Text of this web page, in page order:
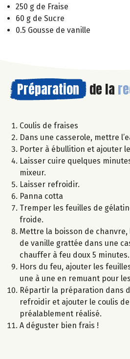
250 g de Fraise
60 g de Sucre
0.5 Gousse de vanille
Préparation de la
Coulis de fraises
Dans une casserole, mettre
Porter à ébullition et ajouter
Laisser cuire quelques
mixeur.
Laisser refroidir.
Panna cotta
Tremper les feuilles de
froide.
Mettre la boisson de chanvre,
de vanille grattée dans une
chauffer à feu doux 5 minutes.
Hors du feu, ajouter les
une à une en remuant pour
Répartir la préparation dans
refroidir et ajouter le coulis
préalablement réalisé.
A déguster bien frais !